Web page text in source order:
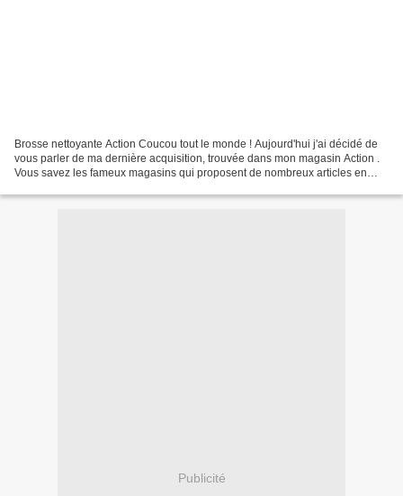
Brosse nettoyante Action Coucou tout le monde ! Aujourd'hui j'ai décidé de
vous parler de ma dernière acquisition, trouvée dans mon magasin Action .
Vous savez les fameux magasins qui proposent de nombreux articles en
Publicité